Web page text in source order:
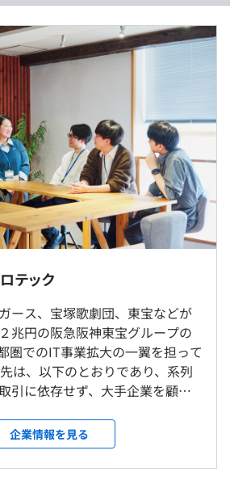
もちろん、意見や提案は積極的に採
ため、年齢や経験年数は問わない成
キャリアパスが用意されています。
れば調査検討のうえで積極的に取り
、同時に、先端技術ばかりではな
術を用いる案件もあります。
、C#などを中心に使用していま
やMicrosoftのデータベース、AWS
活用、開発手法にアジャイルを採り
技術は担当するお客様やトレンドに
ます。
ム構築：プラント点検業務のペーパ
システム構築：半導体製品の試作品
ストの見える化
ステム構築：駅にある空調などの設
ョン施策管理システム構築：販売促
定や利益試算をシステム化
翻訳アプリ開発： 車内・館内放送
期出張予定なし
沿線（常駐者少数、複数人チーム
全在宅勤務
中は出社中心
ス（自由席）
あり
ュアル
定年収）】
社3年目・リーダー
社5年目・主任
額を保証するものではありません）
など）
45分、1か月あたり155時間）
時間／月（2024年度実績）
日、日曜日、祝日）
年末年始は長期連休）
者数・離職者数
職者数0人
離職者数1人
離職者数2人
者数の男女別人数
2人
2人
2人
対象
ススキル教育
修、プロジェクトリーダー研修、マ
テック
ース、宝塚歌劇団、東宝などが
兆円の阪急阪神東宝グループの
圏でのIT事業拡大の一翼を担って
引に依存せず、大手企業を顧客
取引を通じて、社会に貢献し続
導体メーカー） ◆東芝グループ
企業情報を見る